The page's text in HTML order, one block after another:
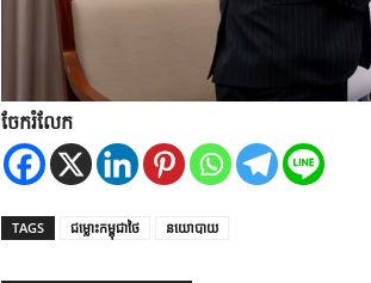
ចែករំលែក
TAGS ជម្លោះកម្ពុជាថៃ នយោបាយ